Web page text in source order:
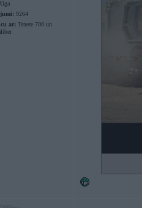
9264
ar: Tenere 700 un